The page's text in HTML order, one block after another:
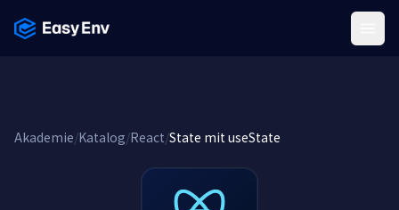
Akademie/Katalog/React/State mit useState